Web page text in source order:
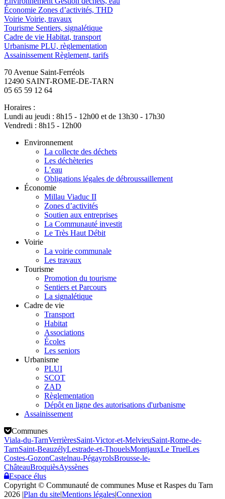
Économie Zones d’activités, THD
Voirie Voirie, travaux
Tourisme Sentiers, signalétique
Cadre de vie Habitat, transport
Urbanisme PLU, règlementation
Assainissement Règlement, tarifs
70 Avenue Saint-Ferréols
12490 SAINT-ROME-DE-TARN
05 65 59 12 64
Horaires :
Lundi au jeudi : 8h15 - 12h00 et de 13h30 - 17h30
Vendredi : 8h15 - 12h00
Environnement
La collecte des déchets
Les déchèteries
L’eau
Obligations légales de débroussaillement
Économie
Millau Viaduc II
Zones d’activités
Soutien aux entreprises
La Communauté investit
Le Très Haut Débit
Voirie
La voirie communale
Les travaux
Tourisme
Promotion du tourisme
Sentiers et Parcours
La signalétique
Cadre de vie
Transport
Habitat
Associations
Écoles
Les seniors
Urbanisme
PLUI
SCOT
ZAD
Règlementation
Dépôt en ligne des autorisations d'urbanisme
Assainissement
Communes
Viala-du-TarnVerrièresSaint-Victor-et-MelvieuSaint-Rome-de-
TarnSaint-BeauzélyLestrade-et-ThouelsMontjauxLe TruelLes
Costes-GozonCastelnau-PégayrolsBrousse-le-
ChâteauBroquièsAyssènes
Espace élus
Copyright © Communauté de communes Muse et Raspes du Tarn
2026 |Plan du site|Mentions légales|Connexion